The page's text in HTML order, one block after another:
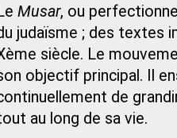
Musar, ou
judaïsme ; des textes
siècle. Le
objectif principal. Il
de
au long de sa vie.